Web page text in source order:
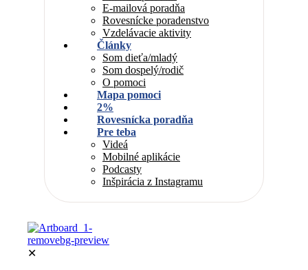
E-mailová poradňa
Rovesnícke poradenstvo
Vzdelávacie aktivity
Články
Som dieťa/mladý
Som dospelý/rodič
O pomoci
Mapa pomoci
2%
Rovesnícka poradňa
Pre teba
Videá
Mobilné aplikácie
Podcasty
Inšpirácia z Instagramu
✕